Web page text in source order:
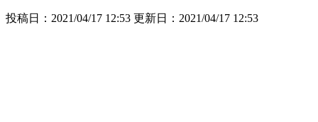
投稿日：2021/04/17 12:53 更新日： 2021/04/17 12:53